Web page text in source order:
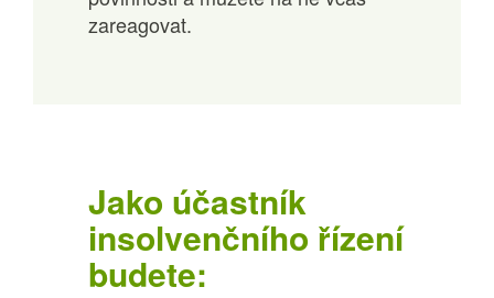
zareagovat.
Jako účastník
insolvenčního řízení
budete: